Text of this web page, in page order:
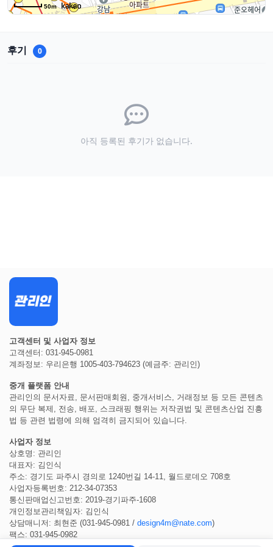
50m
후기 0
아직 등록된 후기가 없습니다.
고객센터 및 사업자 정보
고객센터: 031-945-0981
계좌정보: 우리은행 1005-403-794623 (예금주: 관리인)
중개 플랫폼 안내
관리인의 문서자료, 문서판매회원, 중개서비스, 거래정보 등 모든 콘텐츠
의 무단 복제, 전송, 배포, 스크래핑 행위는 저작권법 및 콘텐츠산업 진흥
법 등 관련 법령에 의해 엄격히 금지되어 있습니다.
사업자 정보
상호명: 관리인
대표자: 김인식
주소: 경기도 파주시 경의로 1240번길 14-11, 월드로데오 708호
사업자등록번호: 212-34-07353
통신판매업신고번호: 2019-경기파주-1608
개인정보관리책임자: 김인식
상담매니저: 최현준 (031-945-0981 / design4m@nate.com)
팩스: 031-945-0982